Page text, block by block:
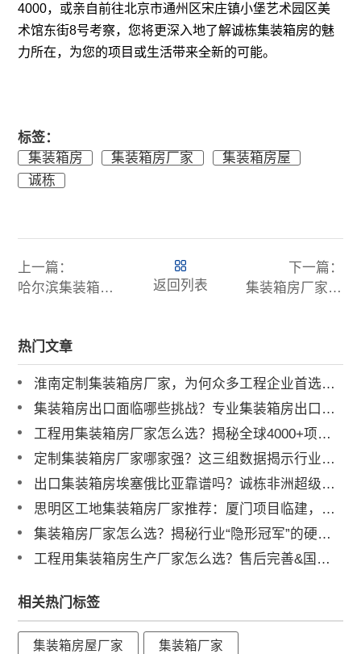
4000，或亲自前往北京市通州区宋庄镇小堡艺术园区美
术馆东街8号考察，您将更深入地了解诚栋集装箱房的魅
力所在，为您的项目或生活带来全新的可能。
标签：
集装箱房
集装箱房厂家
集装箱房屋
诚栋
上一篇：
哈尔滨集装箱房厂家有哪些
返回列表
下一篇：
集装箱房厂家哪家好？
热门文章
淮南定制集装箱房厂家，为何众多工程企业首选诚栋营地？
集装箱房出口面临哪些挑战？专业集装箱房出口流程与解决方案全解析
工程用集装箱房厂家怎么选？揭秘全球4000+项目背后的实力品牌
定制集装箱房厂家哪家强？这三组数据揭示行业标杆
出口集装箱房埃塞俄比亚靠谱吗？诚栋非洲超级营地案例深度解析
思明区工地集装箱房厂家推荐：厦门项目临建，为何总包单位都选他？
集装箱房厂家怎么选？揭秘行业“隐形冠军”的硬核实力
工程用集装箱房生产厂家怎么选？售后完善&国内三大工厂直供解析
相关热门标签
集装箱房屋厂家 集装箱厂家